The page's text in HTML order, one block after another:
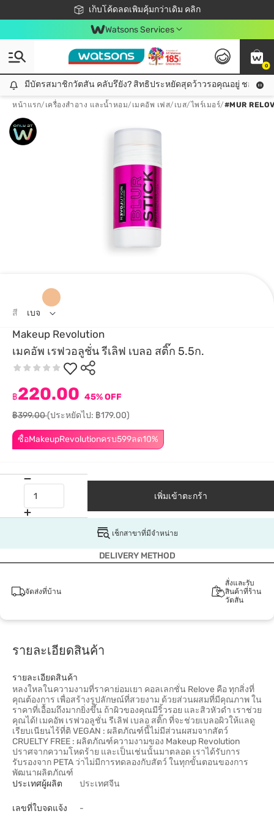
เก็บโค้ดลดเพิ่มคุ้มกว่าเดิม คลิก
ชอปออนไลน์ครั้งแรก ลดเพิ่มจุก ๆ 10%! 🎉
📦ส่งฟรี! เมื่อชอป 499฿
สมาชิกวัตสัน คลับดียังไง?
Watsons Services
0
มีบัตรสมาชิกวัตสัน คลับรึยัง? สิทธิประหยัดสุดว้าวรอคุณอยู่ ชอปคุ้มกว่าเดิม คลิก!
มีบัตรสมาชิกวัตสัน คลับรึยัง? สิทธิประหยัดสุดว้าวรอคุณอยู่ ชอปคุ้มก
หน้าแรก/ เครื่องสำอาง และน้ำหอม/ เมคอัพ เฟส/ เบส/ไพร์เมอร์/#MUR
Makeup Revolution
เมคอัพ เรฟวอลูชั่น รีเลิฟ เบลอ สติ๊ก 5.5ก.
ซื้อMakeupRevolutionครบ599ลด10%
฿220.00 45% OFF
฿399.00(ประหยัดไป: ฿179.00)
สี เบจ
เพิ่มเข้าตะกร้า
เช็กสาขาที่มีจำหน่าย
DELIVERY METHOD
จัดส่งที่บ้าน
สั่งและรับ
สินค้าที่ร้าน
วัตสัน
รายละเอียดสินค้า
รายละเอียดสินค้า
หลงใหลในความงามที่ราคาย่อมเยา คอลเลกชั่น Relove คือ ทุกสิ่งที่
คุณต้องการ เพื่อสร้างรูปลักษณ์ที่สวยงาม ด้วยส่วนผสมที่มีคุณภาพ ใน
ราคาที่เอื้อมถึงมากยิ่งขึ้น ถ้าผิวของคุณมีริ้วรอย และสิวหัวดำ เราช่วย
คุณได้! เมคอัพ เรฟวอลูชั่น รีเลิฟ เบลอ สติ๊ก ที่จะช่วยเบลอผิวให้แลดู
เรียบเนียนไร้ที่ติ VEGAN : ผลิตภัณฑ์นี้ไม่มีส่วนผสมจากสัตว์
CRUELTY FREE : ผลิตภัณฑ์ความงามของ Makeup Revolution
ปราศจากความโหดร้าย และเป็นเช่นนั้นมาตลอด เราได้รับการ
รับรองจาก PETA ว่าไม่มีการทดลองกับสัตว์ ในทุกขั้นตอนของการ
พัฒนาผลิตภัณฑ์
ประเทศผู้ผลิต
ประเทศจีน
เลขที่ใบจดแจ้ง -